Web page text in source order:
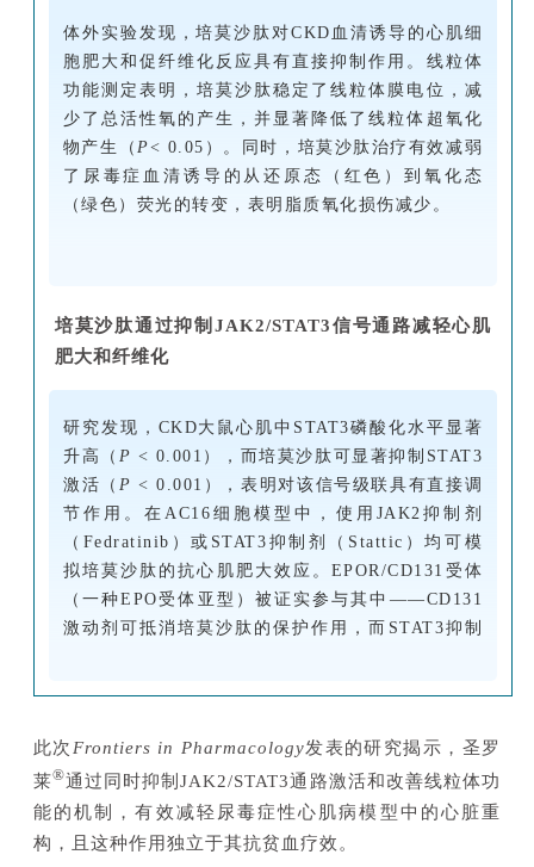
体外实验发现，培莫沙肽对CKD血清诱导的心肌细
胞肥大和促纤维化反应具有直接抑制作用。线粒体
功能测定表明，培莫沙肽稳定了线粒体膜电位，减
少了总活性氧的产生，并显著降低了线粒体超氧化
物产生（ P< 0.05）。同时，培莫沙肽治疗有效减弱
了尿毒症血清诱导的从还原态（红色）到氧化态
（绿色）荧光的转变，表明脂质氧化损伤减少。
培莫沙肽通过抑制JAK2/STAT3信号通路减轻心肌
肥大和纤维化
研究发现，CKD大鼠心肌中STAT3磷酸化水平显著
升高（ P < 0.001），而培莫沙肽可显著抑制STAT3
激活（ P < 0.001），表明对该信号级联具有直接调
节作用。在AC16细胞模型中，使用JAK2抑制剂
（Fedratinib）或STAT3抑制剂（Stattic）均可模
拟培莫沙肽的抗心肌肥大效应。EPOR/CD131受体
（一种EPO受体亚型）被证实参与其中——CD131
激动剂可抵消培莫沙肽的保护作用，而STAT3抑制
此次 Frontiers in Pharmacology发表的研究揭示， 圣罗
莱®通过同时抑制JAK2/STAT3通路激活和改善线粒体功
能的机制，有效减轻尿毒症性心肌病模型中的心脏重
构 ，且这种作用独立于其抗贫血疗效。